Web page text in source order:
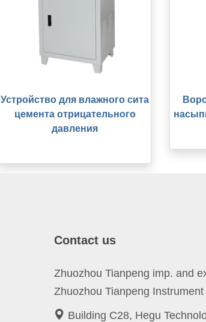
Устройство для влажного сита
цемента отрицательного
давления
Contact us
Zhuozhou Tianpeng imp. and
Zhuozhou Tianpeng
Building C28, Hegu